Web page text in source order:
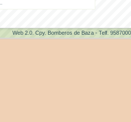
Web 2.0 . Cpy. Bomberos de Baza - Telf.